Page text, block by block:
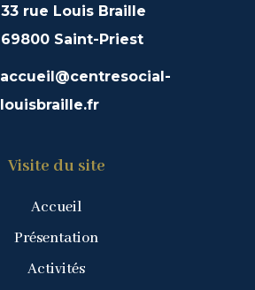
33 rue Louis Braille
69800 Saint-Priest
accueil@centresocial-
louisbraille.fr
Visite du site
Accueil
Présentation
Activités